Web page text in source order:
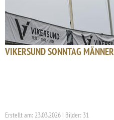
VIKERSUND SONNTAG MÄNNER
Erstellt am: 23.03.2026 | Bilder: 31